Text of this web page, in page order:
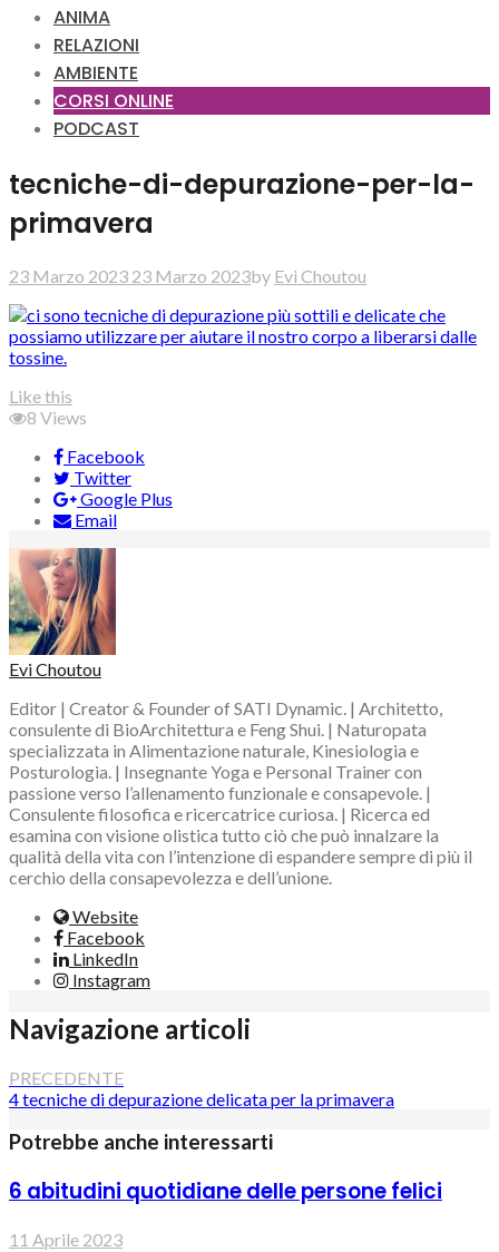
ANIMA
RELAZIONI
AMBIENTE
CORSI ONLINE
PODCAST
tecniche-di-depurazione-per-la-
primavera
23 Marzo 2023 23 Marzo 2023by Evi Choutou
Like this
8 Views
Facebook
Twitter
Google Plus
Email
Evi Choutou
Editor | Creator & Founder of SATI Dynamic. | Architetto,
consulente di BioArchitettura e Feng Shui. | Naturopata
specializzata in Alimentazione naturale, Kinesiologia e
Posturologia. | Insegnante Yoga e Personal Trainer con
passione verso l’allenamento funzionale e consapevole. |
Consulente filosofica e ricercatrice curiosa. | Ricerca ed
esamina con visione olistica tutto ciò che può innalzare la
qualità della vita con l’intenzione di espandere sempre di più il
cerchio della consapevolezza e dell’unione.
Website
Facebook
LinkedIn
Instagram
Navigazione articoli
PRECEDENTE
4 tecniche di depurazione delicata per la primavera
Potrebbe anche interessarti
6 abitudini quotidiane delle persone felici
11 Aprile 2023